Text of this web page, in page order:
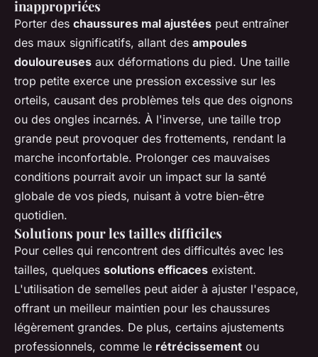
inappropriées
Porter des chaussures mal ajustées peut entraîner
des maux significatifs, allant des ampoules
douloureuses aux déformations du pied. Une taille
trop petite exerce une pression excessive sur les
orteils, causant des problèmes tels que des oignons
ou des ongles incarnés. À l'inverse, une taille trop
grande peut provoquer des frottements, rendant la
marche inconfortable. Prolonger ces mauvaises
conditions pourrait avoir un impact sur la santé
globale de vos pieds, nuisant à votre bien-être
quotidien.
Solutions pour les tailles difficiles
Pour celles qui rencontrent des difficultés avec les
tailles, quelques solutions efficaces existent.
L'utilisation de semelles peut aider à ajuster l'espace,
offrant un meilleur maintien pour les chaussures
légèrement grandes. De plus, certains ajustements
professionnels, comme le rétrécissement ou